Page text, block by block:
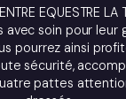
EQUESTRE LA
avec soin pour leur
pourrez ainsi
sécurité,
pattes